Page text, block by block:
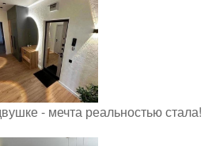
- мечта реальностью стала!